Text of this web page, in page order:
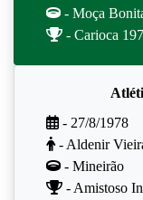
- Moça
- Carioca
- 27/8/1978
- Aldenir
- Mineirão
- Amistoso